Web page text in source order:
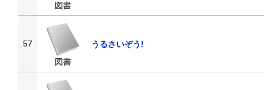
図書
57
図書
うるさいぞう!